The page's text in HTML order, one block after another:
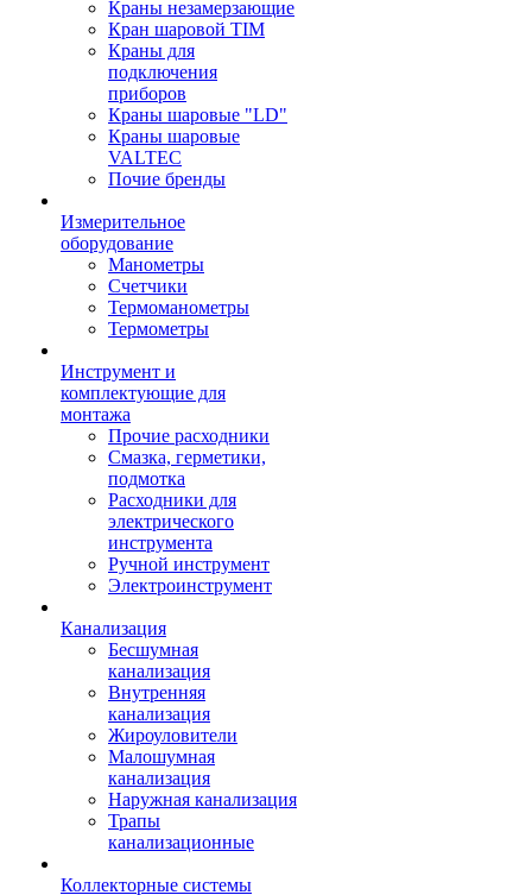
Краны незамерзающие
Кран шаровой TIM
Краны для
подключения
приборов
Краны шаровые "LD"
Краны шаровые
VALTEC
Почие бренды
Измерительное
оборудование
Манометры
Счетчики
Термоманометры
Термометры
Инструмент и
комплектующие для
монтажа
Прочие расходники
Смазка, герметики,
подмотка
Расходники для
электрического
инструмента
Ручной инструмент
Электроинструмент
Канализация
Бесшумная
канализация
Внутренняя
канализация
Жироуловители
Малошумная
канализация
Наружная канализация
Трапы
канализационные
Коллекторные системы